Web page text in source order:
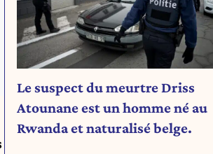
Le suspect du meurtre Driss
Atounane est un homme né au
Rwanda et naturalisé belge.